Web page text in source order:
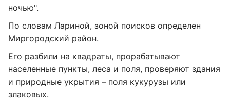
ночью".
По словам Лариной, зоной поисков определен
Миргородский район.
Его разбили на квадраты, прорабатывают
населенные пункты, леса и поля, проверяют здания
и природные укрытия – поля кукурузы или
злаковых.